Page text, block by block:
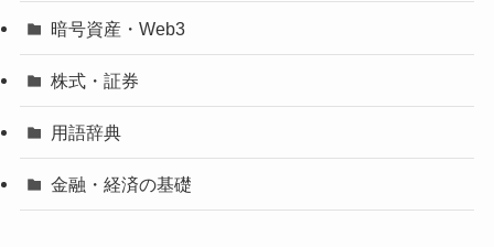
暗号資産・Web3
株式・証券
用語辞典
金融・経済の基礎